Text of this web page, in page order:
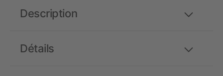
Détails
Description